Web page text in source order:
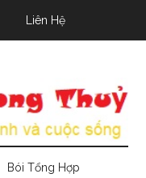
Liên Hệ
Bói Tổng Hợp